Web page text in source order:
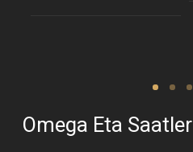
Omega Eta Saatler